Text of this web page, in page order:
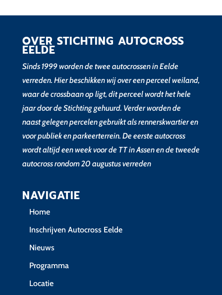
OVER STICHTING AUTOCROSS
EELDE
Sinds 1999 worden de twee autocrossen in Eelde
verreden. Hier beschikken wij over een perceel weiland,
waar de crossbaan op ligt, dit perceel wordt het hele
jaar door de Stichting gehuurd. Verder worden de
naast gelegen percelen gebruikt als rennerskwartier en
voor publiek en parkeerterrein. De eerste autocross
wordt altijd een week voor de TT in Assen en de tweede
autocross rondom 20 augustus verreden
NAVIGATIE
Home
Inschrijven Autocross Eelde
Nieuws
Programma
Locatie